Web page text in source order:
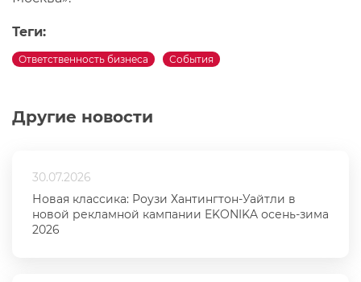
Другие новости
30.07.2026
Новая классика: Роузи Хантингтон-Уайтли в
новой рекламной кампании EKONIKA осень-зима
2026
Теги:
Ответственность бизнеса События